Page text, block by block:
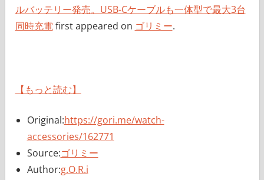
ルバッテリー発売。USB-Cケーブルも一体型で最大3台
同時充電first appeared on ゴリミー.
【もっと読む】
Original:https://gori.me/watch-
accessories/162771
Source:ゴリミー
Author:g.O.R.i